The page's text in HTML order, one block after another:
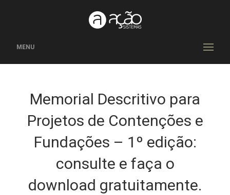
MENU
Memorial Descritivo para
Projetos de Contenções e
Fundações – 1º edição:
consulte e faça o
download gratuitamente.